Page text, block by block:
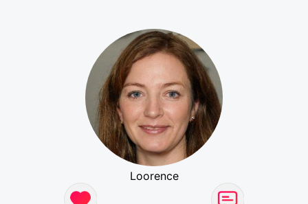
Loorence